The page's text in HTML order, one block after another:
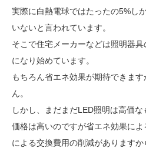
実際に白熱電球ではたったの5%し
いないと言われています。
そこで住宅メーカーなどは照明器
になり始めています。
もちろん省エネ効果が期待できま
ん。
しかし、まだまだLED照明は高価な
価格は高いのですが省エネ効果に
による交換費用の削減があります